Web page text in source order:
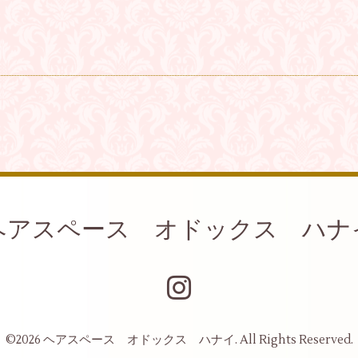
アスペース オドックス ハナ
©2026 ヘアスペース オドックス ハナイ. All Rights Reserved.